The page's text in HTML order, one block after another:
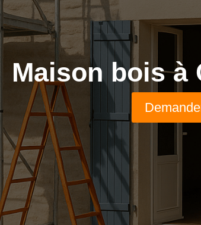
Maison bois à